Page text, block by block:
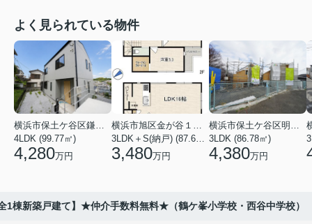
よく見られている物件
4LDK (99.77㎡)
4,280万円 3,480万円
3LDK (86.78㎡)
4,380万円
1棟新築戸建て】★仲介手数料無料★（鶴ケ峯小学校・西谷中学校）